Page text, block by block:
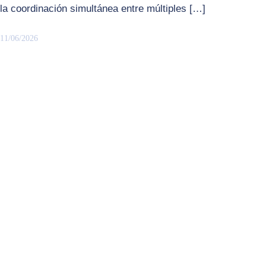
la coordinación simultánea entre múltiples […]
11/06/2026